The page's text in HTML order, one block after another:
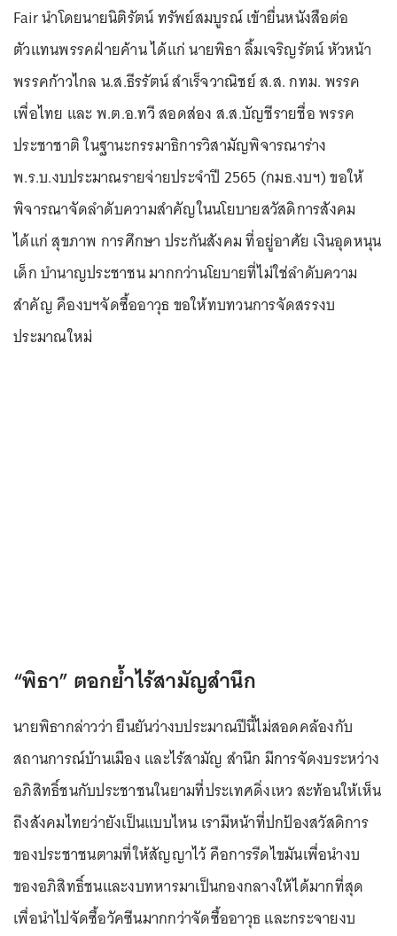
Fair นำโดยนายนิติรัตน์ ทรัพย์สมบูรณ์ เข้ายื่นหนังสือต่อ
ตัวแทนพรรคฝ่ายค้าน ได้แก่ นายพิธา ลิ้มเจริญรัตน์ หัวหน้า
พรรคก้าวไกล น.ส.ธีรรัตน์ สําเร็จวาณิชย์ ส.ส. กทม. พรรค
เพื่อไทย และ พ.ต.อ.ทวี สอดส่อง ส.ส.บัญชีรายชื่อ พรรค
ประชาชาติ ในฐานะกรรมาธิการวิสามัญพิจารณาร่าง
พ.ร.บ.งบประมาณรายจ่ายประจำปี 2565 (กมธ.งบฯ) ขอให้
พิจารณาจัดลำดับความสำคัญในนโยบายสวัสดิการสังคม
ได้แก่ สุขภาพ การศึกษา ประกันสังคม ที่อยู่อาศัย เงินอุดหนุน
เด็ก บำนาญประชาชน มากกว่านโยบายที่ไม่ใช่ลำดับความ
สำคัญ คืองบฯจัดซื้ออาวุธ ขอให้ทบทวนการจัดสรรงบ
ประมาณใหม่
“พิธา” ตอกย้ำไร้สามัญสำนึก
นายพิธากล่าวว่า ยืนยันว่างบประมาณปีนี้ไม่สอดคล้องกับ
สถานการณ์บ้านเมือง และไร้สามัญ สำนึก มีการจัดงบระหว่าง
อภิสิทธิ์ชนกับประชาชนในยามที่ประเทศดิ่งเหว สะท้อนให้เห็น
ถึงสังคมไทยว่ายังเป็นแบบไหน เรามีหน้าที่ปกป้องสวัสดิการ
ของประชาชนตามที่ให้สัญญาไว้ คือการรีดไขมันเพื่อนำงบ
ของอภิสิทธิ์ชนและงบทหารมาเป็นกองกลางให้ได้มากที่สุด
เพื่อนำไปจัดซื้อวัคซีนมากกว่าจัดซื้ออาวุธ และกระจายงบ